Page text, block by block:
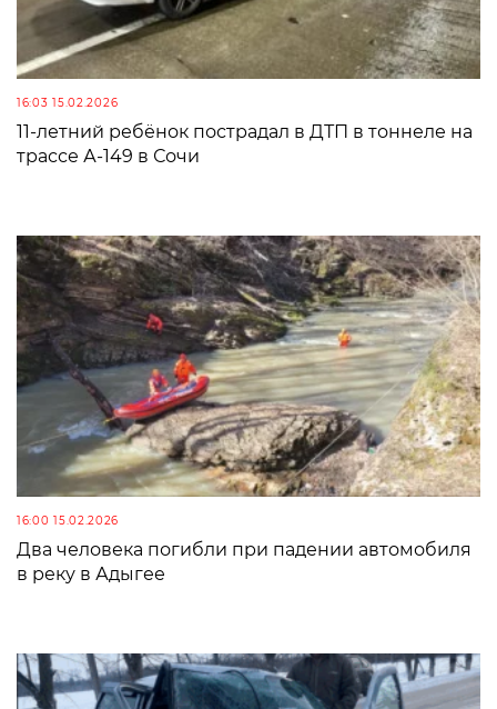
16:03 15.02.2026
11-летний ребёнок пострадал в ДТП в тоннеле на
трассе А‑149 в Сочи
16:00 15.02.2026
Два человека погибли при падении автомобиля
в реку в Адыгее